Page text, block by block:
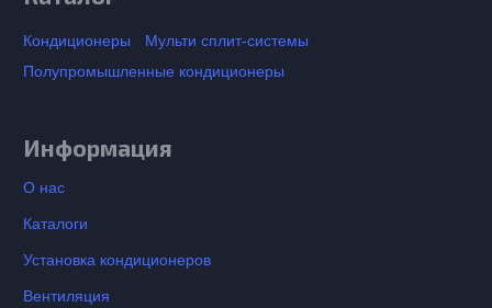
Кондиционеры
Мульти сплит-системы
Полупромышленные кондиционеры
Информация
О нас
Каталоги
Установка кондиционеров
Вентиляция